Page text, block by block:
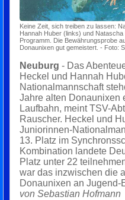
Keine Zeit, sich treiben zu lassen:
Hannah Huber (links) und
Programm. Die Bewährungsprobe
Donaunixen gut gemeistert. - Foto:
Neuburg - Das
Heckel und Hannah
Nationalmannschaft
Jahre alten Donaunixen
Laufbahn, meint TSV-
Rauscher. Heckel und
Juniorinnen-
13. Platz im
Kombination landete
Platz unter 22
war das inzwischen die
Donaunixen an Jugend-
von Sebastian Hofmann